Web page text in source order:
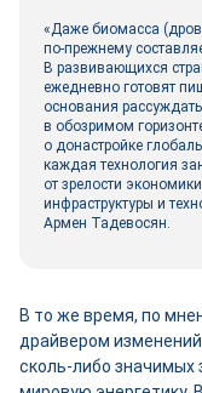
«Даже биомасса
по-прежнему
В развивающихся
ежедневно готовят
основания
в обозримом
о донастройке
каждая технология
от зрелости
инфраструктуры и
Армен Тадевосян.
В то же время, по
драйвером
сколь‑либо значимых